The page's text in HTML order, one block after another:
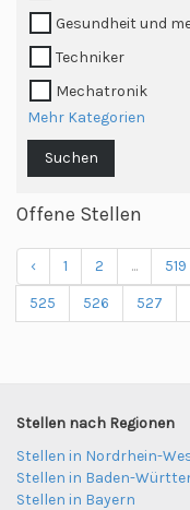
Gesundheit und
Techniker
Mechatronik
Mehr Kategorien
Suchen
Offene Stellen
‹ 1 2 ... 519
525
526 527
Stellen nach Regionen
Stellen in Nordrhein-
Stellen in Baden-
Stellen in Bayern